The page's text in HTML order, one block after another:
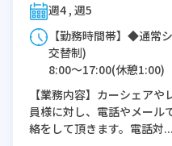
週4 , 週5
【勤務時間帯】◆通常
交替制)
8:00〜17:00(休憩1:00)
9:00〜18:00(休憩1:00)
10:00〜19:00(休憩1:00)
11:00〜20:00(休憩1:00)
12:00〜21:00(休憩1:00)
【業務内容】カーシェア
員様に対し、電話やメール
絡をして頂きます。電話対...